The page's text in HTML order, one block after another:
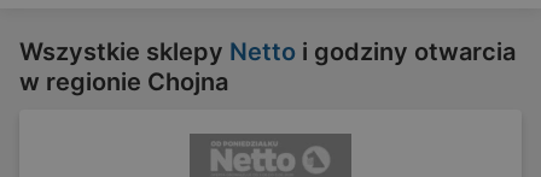
Wszystkie sklepy Netto i godziny otwarcia
w regionie Chojna